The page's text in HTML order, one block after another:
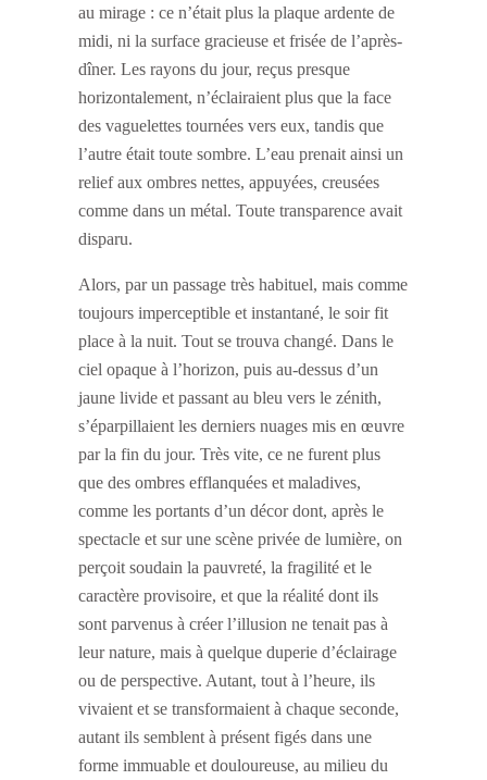
au mirage : ce n’était plus la plaque ardente de
midi, ni la surface gracieuse et frisée de l’après-
dîner. Les rayons du jour, reçus presque
horizontalement, n’éclairaient plus que la face
des vaguelettes tournées vers eux, tandis que
l’autre était toute sombre. L’eau prenait ainsi un
relief aux ombres nettes, appuyées, creusées
comme dans un métal. Toute transparence avait
disparu.
Alors, par un passage très habituel, mais comme
toujours imperceptible et instantané, le soir fit
place à la nuit. Tout se trouva changé. Dans le
ciel opaque à l’horizon, puis au-dessus d’un
jaune livide et passant au bleu vers le zénith,
s’éparpillaient les derniers nuages mis en œuvre
par la fin du jour. Très vite, ce ne furent plus
que des ombres efflanquées et maladives,
comme les portants d’un décor dont, après le
spectacle et sur une scène privée de lumière, on
perçoit soudain la pauvreté, la fragilité et le
caractère provisoire, et que la réalité dont ils
sont parvenus à créer l’illusion ne tenait pas à
leur nature, mais à quelque duperie d’éclairage
ou de perspective. Autant, tout à l’heure, ils
vivaient et se transformaient à chaque seconde,
autant ils semblent à présent figés dans une
forme immuable et douloureuse, au milieu du